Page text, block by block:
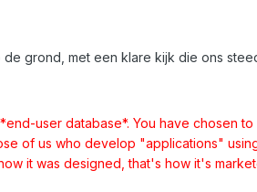
grond, met een klare kijk die ons
user database*. You have chosen
of us who develop "applications"
it was designed, that's how it's